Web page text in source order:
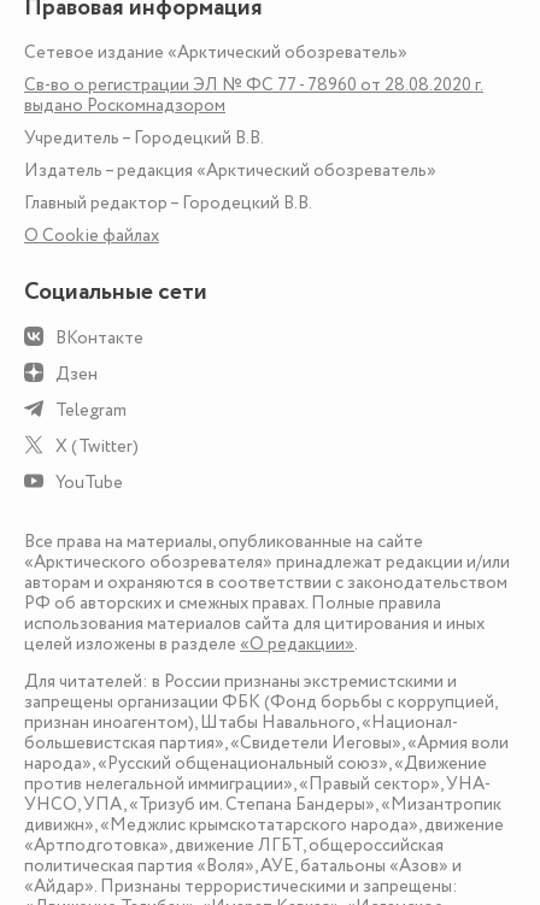
Правовая информация
Сетевое издание «Арктический обозреватель»
Св-во о регистрации ЭЛ № ФС 77 - 78960 от 28.08.2020 г.
выдано Роскомнадзором
Учредитель – Городецкий В.В.
Издатель – редакция «Арктический обозреватель»
Главный редактор – Городецкий В.В.
О Сookie файлах
Социальные сети
ВКонтакте
Дзен
Telegram
X (Twitter)
YouTube
Все права на материалы, опубликованные на сайте
«Арктического обозревателя» принадлежат редакции и/или
авторам и охраняются в соответствии с законодательством
РФ об авторских и смежных правах. Полные правила
использования материалов сайта для цитирования и иных
целей изложены в разделе «О редакции».
Для читателей: в России признаны экстремистскими и
запрещены организации ФБК (Фонд борьбы с коррупцией,
признан иноагентом), Штабы Навального, «Национал-
большевистская партия», «Свидетели Иеговы», «Армия воли
народа», «Русский общенациональный союз», «Движение
против нелегальной иммиграции», «Правый сектор», УНА-
УНСО, УПА, «Тризуб им. Степана Бандеры», «Мизантропик
дивижн», «Меджлис крымскотатарского народа», движение
«Артподготовка», движение ЛГБТ, общероссийская
политическая партия «Воля», АУЕ, батальоны «Азов» и
«Айдар». Признаны террористическими и запрещены: